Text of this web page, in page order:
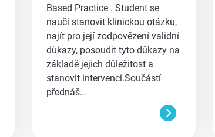
Based Practice . Student se
naučí stanovit klinickou otázku,
najít pro její zodpovězení validní
důkazy, posoudit tyto důkazy na
základě jejich důležitost a
stanovit intervenci.Součástí
přednáš…